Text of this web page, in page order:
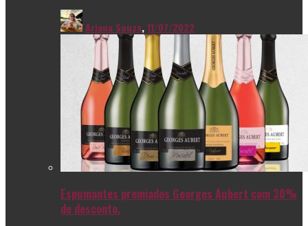
Ariana Souza,11/07/2022
Espumantes premiados Georges Aubert com 30%
de desconto.